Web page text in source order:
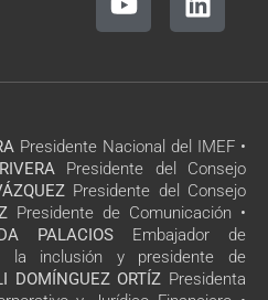
Presidente Nacional del IMEF •
Presidente del Consejo
Presidente del Consejo
Presidente de Comunicación •
PALACIOS Embajador de
la inclusión y presidente de
DOMÍNGUEZ ORTÍZ Presidenta